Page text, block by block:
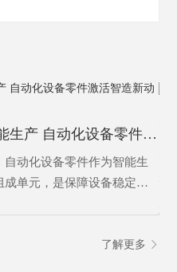
爱合发：精造配件赋能智能生产 自动化设备零件激活智造新动能
动化设备零件作为智能生
单元，是保障设备稳定运
等核心工序，是制造业从
了解更多